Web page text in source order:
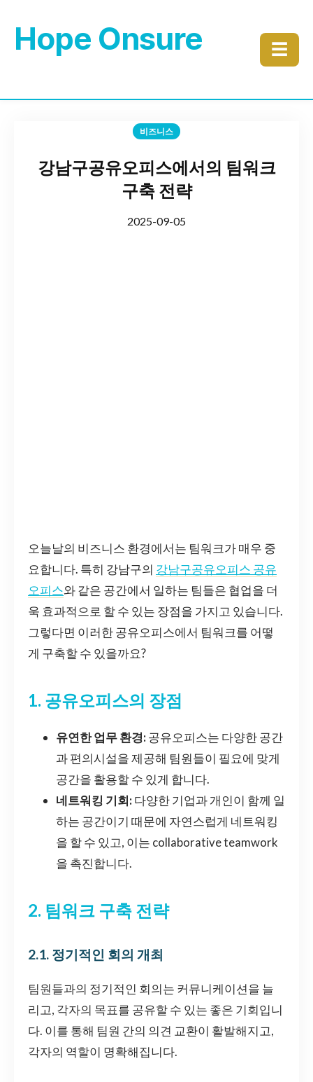
Hope Onsure ☰
비즈니스
강남구공유오피스에서의 팀워크
구축 전략
2025-09-05
오늘날의 비즈니스 환경에서는 팀워크가 매우 중
요합니다. 특히 강남구의 강남구공유오피스 공유
오피스와 같은 공간에서 일하는 팀들은 협업을 더
욱 효과적으로 할 수 있는 장점을 가지고 있습니다.
그렇다면 이러한 공유오피스에서 팀워크를 어떻
게 구축할 수 있을까요?
1. 공유오피스의 장점
유연한 업무 환경: 공유오피스는 다양한 공간
과 편의시설을 제공해 팀원들이 필요에 맞게
공간을 활용할 수 있게 합니다.
네트워킹 기회: 다양한 기업과 개인이 함께 일
하는 공간이기 때문에 자연스럽게 네트워킹
을 할 수 있고, 이는 collaborative teamwork
을 촉진합니다.
2. 팀워크 구축 전략
2.1. 정기적인 회의 개최
팀원들과의 정기적인 회의는 커뮤니케이션을 늘
리고, 각자의 목표를 공유할 수 있는 좋은 기회입니
다. 이를 통해 팀원 간의 의견 교환이 활발해지고,
각자의 역할이 명확해집니다.